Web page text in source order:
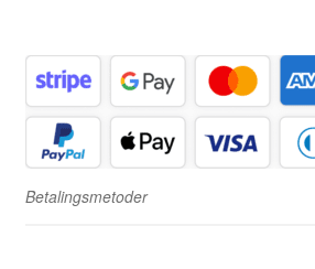
Betalingsmetoder